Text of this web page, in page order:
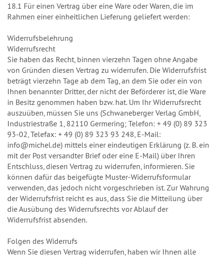
18.1 Für einen Vertrag über eine Ware oder Waren, die im
Rahmen einer einheitlichen Lieferung geliefert werden:
Widerrufsbelehrung
Widerrufsrecht
Sie haben das Recht, binnen vierzehn Tagen ohne Angabe
von Gründen diesen Vertrag zu widerrufen. Die Widerrufsfrist
beträgt vierzehn Tage ab dem Tag, an dem Sie oder ein von
Ihnen benannter Dritter, der nicht der Beförderer ist, die Ware
in Besitz genommen haben bzw. hat. Um Ihr Widerrufsrecht
auszuüben, müssen Sie uns (Schwaneberger Verlag GmbH,
Industriestraße 1, 82110 Germering; Telefon: + 49 (0) 89 323
93-02, Telefax: + 49 (0) 89 323 93 248, E-Mail:
info@michel.de) mittels einer eindeutigen Erklärung (z. B. ein
mit der Post versandter Brief oder eine E-Mail) über Ihren
Entschluss, diesen Vertrag zu widerrufen, informieren. Sie
können dafür das beigefügte Muster-Widerrufsformular
verwenden, das jedoch nicht vorgeschrieben ist. Zur Wahrung
der Widerrufsfrist reicht es aus, dass Sie die Mitteilung über
die Ausübung des Widerrufsrechts vor Ablauf der
Widerrufsfrist absenden.
Folgen des Widerrufs
Wenn Sie diesen Vertrag widerrufen, haben wir Ihnen alle